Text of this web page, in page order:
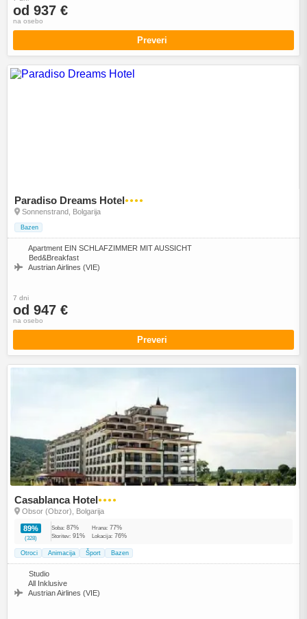
od 937 €
na osebo
Preveri
Paradiso Dreams Hotel●●●●
Sonnenstrand, Bolgarija
Bazen
Apartment EIN SCHLAFZIMMER MIT AUSSICHT
Bed&Breakfast
Austrian Airlines (VIE)
7 dni
od 947 €
na osebo
Preveri
Casablanca Hotel●●●●
Obsor (Obzor), Bolgarija
89%
(328)
Soba: 87% Hrana: 77%
Storitev: 91% Lokacija: 76%
Otroci Animacija Šport Bazen
Studio
All Inklusive
Austrian Airlines (VIE)